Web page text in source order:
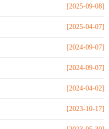
[2025-09-08]
[2025-04-07]
[2024-09-07]
[2024-09-07]
[2024-04-02]
[2023-10-17]